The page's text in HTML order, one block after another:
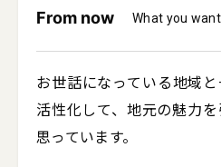
From now What you
お世話になっている地域
活性化して、地元の魅力
思っています。